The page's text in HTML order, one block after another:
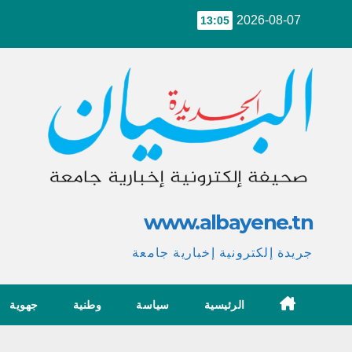
2026-08-07
13:05
www.albayene.tn
جريدة إلكترونية إخبارية جامعة
الرئيسية سياسة وطنية جهوية